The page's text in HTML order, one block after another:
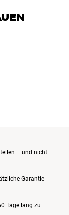
Produkte
wir finden
– und nicht
Garantie
Tage lang zu